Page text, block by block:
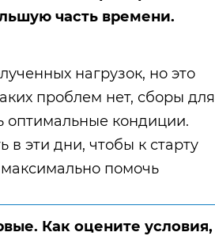
часть времени.
нагрузок, но это
проблем нет, сборы для
оптимальные кондиции.
в эти дни, чтобы к старту
помочь
Как оцените условия,